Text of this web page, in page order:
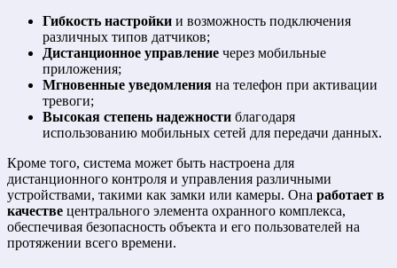
Гибкость настройки и возможность подключения
различных типов датчиков;
Дистанционное управление через мобильные
приложения;
Мгновенные уведомления на телефон при активации
тревоги;
Высокая степень надежности благодаря
использованию мобильных сетей для передачи данных.
Кроме того, система может быть настроена для
дистанционного контроля и управления различными
устройствами, такими как замки или камеры. Она работает в
качестве центрального элемента охранного комплекса,
обеспечивая безопасность объекта и его пользователей на
протяжении всего времени.